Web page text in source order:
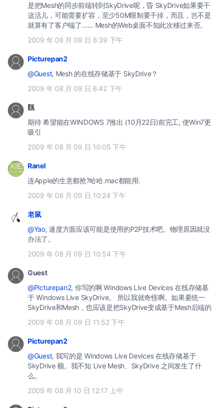
是把Mesh的同步前端转到SkyDrive呢，昏 SkyDrive如果要干
这活儿，可能需要扩容，至少50M限制要干掉，而且，岂不是
就算有了客户端了…… Mesh的Web桌面不知此次移过来否。
2009 年 08 月 09 日 6:39 下午
Picturepan2
@Guest, Mesh 的在线存储基于 SkyDrive？
2009 年 08 月 09 日 6:42 下午
飌
期待 希望能在WINDOWS 7推出 (10月22日)前完工, 使Win7更
吸引
2009 年 08 月 09 日 10:05 下午
Ranel
连Apple的生意都抢?哈哈.mac都能用.
2009 年 08 月 09 日 10:24 下午
老鼠
@Yao, 速度方面应该可能是使用的P2P技术吧。物理原因就没
办法了。
2009 年 08 月 09 日 10:54 下午
Guest
@Picturepan2, 你写的啊 Windows Live Devices 在线存储基
于 Windows Live SkyDrive。 所以我就奇怪啊。如果要统一
SkyDrive和Mesh，也应该是把SkyDrive变成基于Mesh后端的
2009 年 08 月 09 日 11:52 下午
Picturepan2
@Guest, 我写的是 Windows Live Devices 在线存储基于
SkyDrive 额。我不知 Live Mesh、SkyDrive 之间发生了什
么。
2009 年 08 月 10 日 12:17 上午